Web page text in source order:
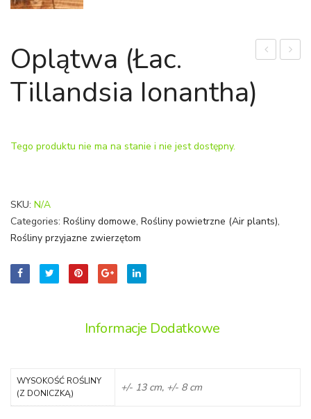
Oplątwa (łac.
Tillandsia Ionantha)
Tego produktu nie ma na stanie i nie jest dostępny.
SKU: N/A
Categories: Rośliny domowe, Rośliny powietrzne (Air plants),
Rośliny przyjazne zwierzętom
Informacje Dodatkowe
WYSOKOŚĆ ROŚLINY
(Z DONICZKĄ)
+/- 13 cm, +/- 8 cm